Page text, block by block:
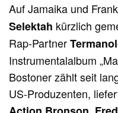
Auf Jamaika und
Selektah kürzlich
Rap-Partner
Instrumentalalbum
Bostoner zählt seit
US-Produzenten,